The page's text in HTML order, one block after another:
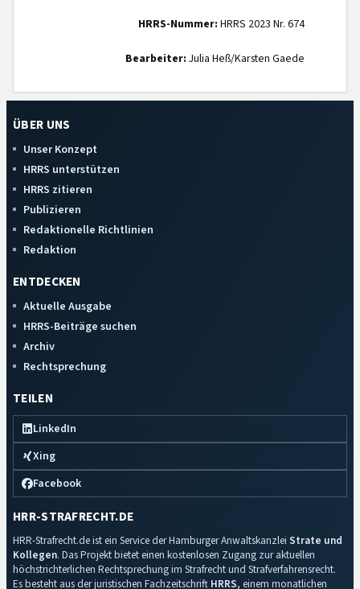
HRRS-Nummer: HRRS 2023 Nr. 674
Bearbeiter: Julia Heß/Karsten Gaede
ÜBER UNS
Unser Konzept
HRRS unterstützen
HRRS zitieren
Publizieren
Redaktionelle Richtlinien
Redaktion
ENTDECKEN
Aktuelle Ausgabe
HRRS-Beiträge suchen
Archiv
Rechtsprechung
TEILEN
LinkedIn
Xing
Facebook
HRR-STRAFRECHT.DE
HRR-Strafrecht.de ist ein Service der Hamburger Anwaltskanzlei Strate und
Kollegen. Das Projekt bietet einen kostenlosen Zugang zur aktuellen
höchstrichterlichen Rechtsprechung im Strafrecht und Strafverfahrensrecht.
Es besteht aus der juristischen Fachzeitschrift HRRS, einem monatlichen